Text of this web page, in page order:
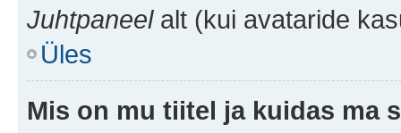
Juhtpaneelalt (kui avataride
Üles
Mis on mu tiitel ja kuidas ma